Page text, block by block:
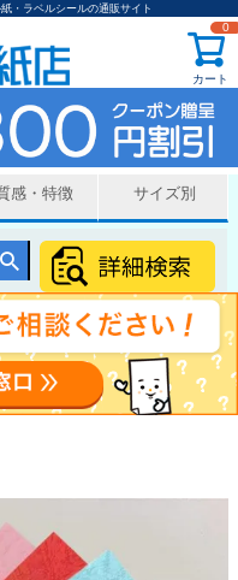
・ラベルシールの通販サイト
カート
0
感・特徴 サイズ別